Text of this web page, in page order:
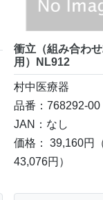
衝立（組み合わ
用）NL912
村中医療器
品番：768292-00
JAN：なし
価格： 39,160円
43,076円）